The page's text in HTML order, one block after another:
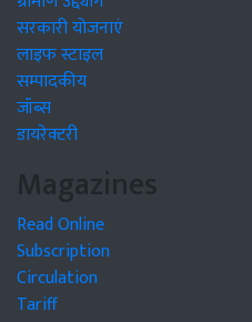
सरकारी योजनाएं
लाइफ स्टाइल
सम्पादकीय
जॉब्स
डायरेक्टरी
Magazines
Read Online
Subscription
Circulation
Tariff